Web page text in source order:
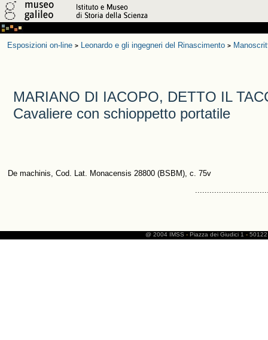
Esposizioni on-line > Leonardo e gli ingegneri del Rinascimento >
MARIANO DI IACOPO, DETTO IL
Cavaliere con schioppetto portatile
De machinis, Cod. Lat. Monacensis 28800 (BSBM), c. 75v
@ 2004 IMSS - Piazza dei Giudici 1 - 50122